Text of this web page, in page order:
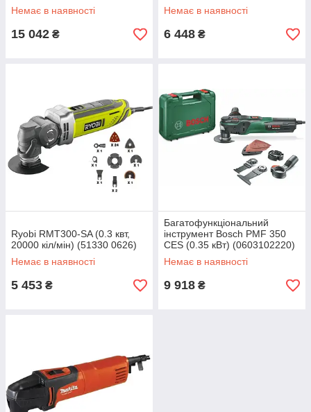
Немає в наявності
15 042 ₴
Немає в наявності
6 448 ₴
Ryobi RMT300-SA (0.3 квт,
20000 кіл/мін) (51330 0626)
Немає в наявності
5 453 ₴
Багатофункціональний
інструмент Bosch PMF 350
CES (0.35 кВт) (0603102220)
Немає в наявності
9 918 ₴